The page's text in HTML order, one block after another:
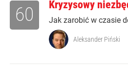
Kryzysowy
Jak zarobić w czasie
60
Aleksander Piński